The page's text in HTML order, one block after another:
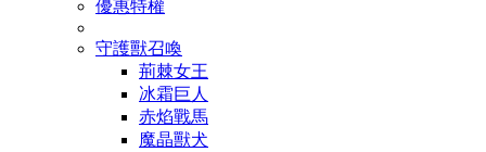
優惠特權
守護獸召喚
荊棘女王
冰霜巨人
赤焰戰馬
魔晶獸犬